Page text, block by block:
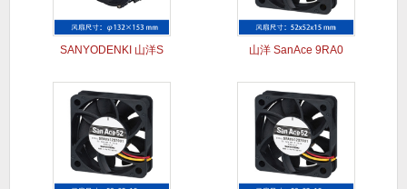
SANYODENKI 山洋S 山洋 SanAce 9RA0